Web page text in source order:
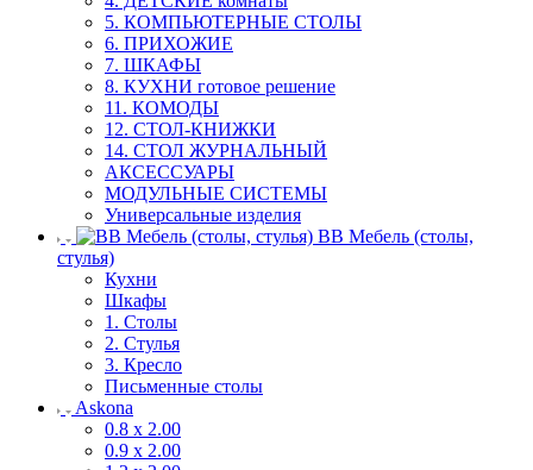
5. КОМПЬЮТЕРНЫЕ СТОЛЫ
6. ПРИХОЖИЕ
7. ШКАФЫ
8. КУХНИ готовое решение
11. КОМОДЫ
12. СТОЛ-КНИЖКИ
14. СТОЛ ЖУРНАЛЬНЫЙ
АКСЕССУАРЫ
МОДУЛЬНЫЕ СИСТЕМЫ
Универсальные изделия
ВВ Мебель (столы,
стулья)
Кухни
Шкафы
1. Столы
2. Стулья
3. Кресло
Письменные столы
Askona
0.8 х 2.00
0.9 х 2.00